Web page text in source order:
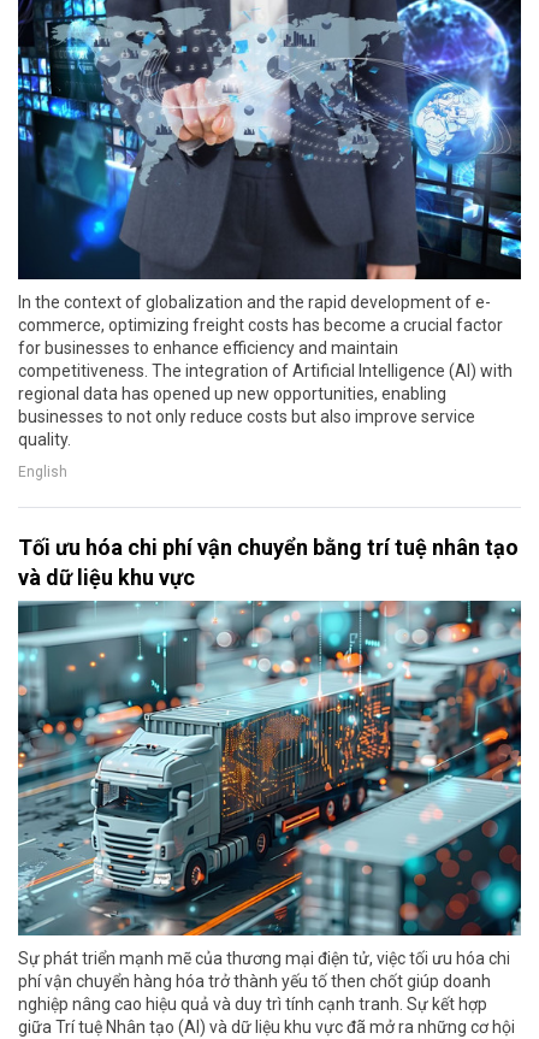
In the context of globalization and the rapid development of e-
commerce, optimizing freight costs has become a crucial factor
for businesses to enhance efficiency and maintain
competitiveness. The integration of Artificial Intelligence (AI) with
regional data has opened up new opportunities, enabling
businesses to not only reduce costs but also improve service
quality.
English
Tối ưu hóa chi phí vận chuyển bằng trí tuệ nhân tạo
và dữ liệu khu vực
Sự phát triển mạnh mẽ của thương mại điện tử, việc tối ưu hóa chi
phí vận chuyển hàng hóa trở thành yếu tố then chốt giúp doanh
nghiệp nâng cao hiệu quả và duy trì tính cạnh tranh. Sự kết hợp
giữa Trí tuệ Nhân tạo (AI) và dữ liệu khu vực đã mở ra những cơ hội